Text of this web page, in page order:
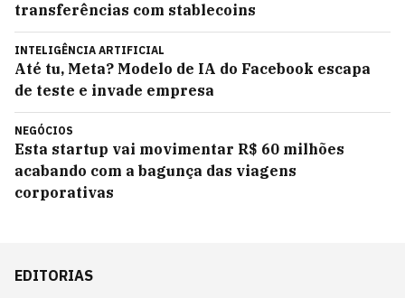
transferências com stablecoins
INTELIGÊNCIA ARTIFICIAL
Até tu, Meta? Modelo de IA do Facebook escapa
de teste e invade empresa
NEGÓCIOS
Esta startup vai movimentar R$ 60 milhões
acabando com a bagunça das viagens
corporativas
EDITORIAS